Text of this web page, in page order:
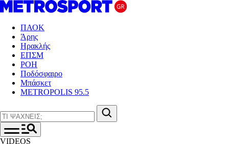
ΠΑΟΚ
Άρης
Ηρακλής
ΕΠΣΜ
ΡΟΗ
Ποδόσφαιρο
Μπάσκετ
METROPOLIS 95.5
VIDEOS